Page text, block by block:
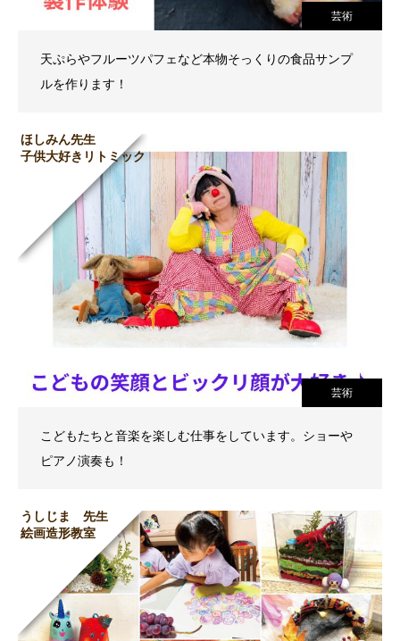
芸術
天ぷらやフルーツパフェなど本物そっくりの食品サンプ
ルを作ります！
ほしみん先生
子供大好きリトミック
芸術
こどもたちと音楽を楽しむ仕事をしています。ショーや
ピアノ演奏も！
うしじま 先生
絵画造形教室